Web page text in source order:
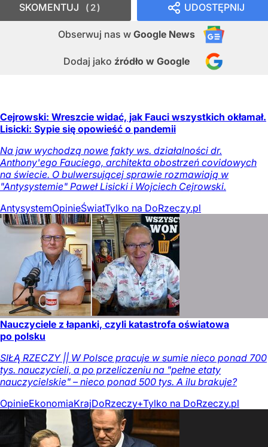
UDOSTĘPNIJ
Obserwuj nas w Google News
Dodaj jako źródło w Google
SKOMENTUJ 2
Cejrowski: Wreszcie widać, jak Fauci wszystkich okłamał.
Lisicki: Sypie się opowieść o pandemii
Na jaw wychodzą nowe fakty ws. działalności dr.
Anthony'ego Fauciego, architekta obostrzeń covidowych
na świecie. O bulwersującej sprawie rozmawiają w
"Antysystemie" Paweł Lisicki i Wojciech Cejrowski.
AntysystemOpinieŚwiatTylko na DoRzeczy.pl
Nauczyciele z łapanki, czyli katastrofa oświatowa
po polsku
SIŁĄ RZECZY || W Polsce pracuje w sumie nieco ponad 700
tys. nauczycieli, a po przeliczeniu na "pełne etaty
nauczycielskie" – nieco ponad 500 tys. A ilu brakuje?
OpinieEkonomiaKrajDoRzeczy+Tylko na DoRzeczy.pl